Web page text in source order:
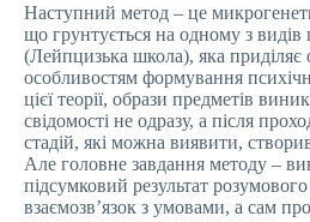
Наступний метод – це
що грунтується на одному з видів
(Лейпцизька школа), яка приділяє
особливостям формування
цієї теорії, образи предметів
свідомості не одразу, а після
стадій, які можна виявити,
Але головне завдання методу –
підсумковий результат
взаємозв’язок з умовами, а сам